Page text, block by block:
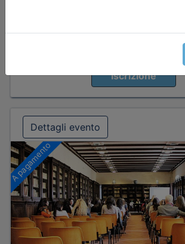
Iscrizione
Dettagli evento
A pagamento